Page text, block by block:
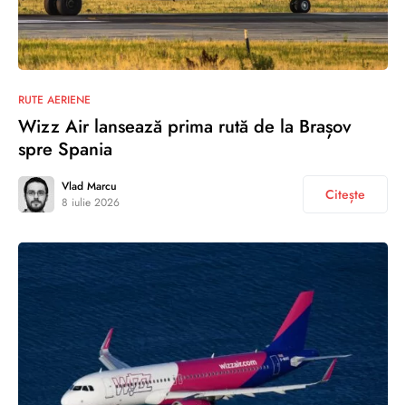
RUTE AERIENE
Wizz Air lansează prima rută de la Brașov
spre Spania
Vlad Marcu
8 iulie 2026
Citește